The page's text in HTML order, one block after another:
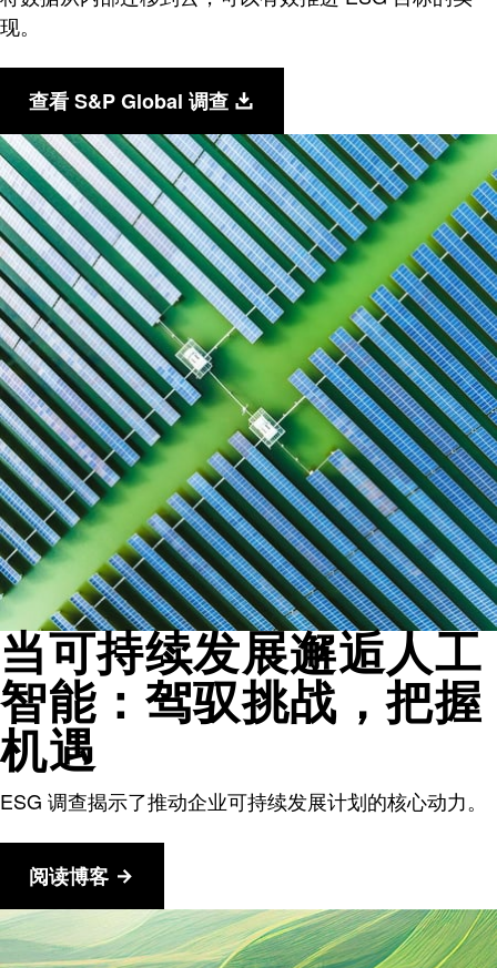
现。
查看 S&P Global 调查
当可持续发展邂逅人工
智能：驾驭挑战，把握
机遇
ESG 调查揭示了推动企业可持续发展计划的核心动力。
阅读博客